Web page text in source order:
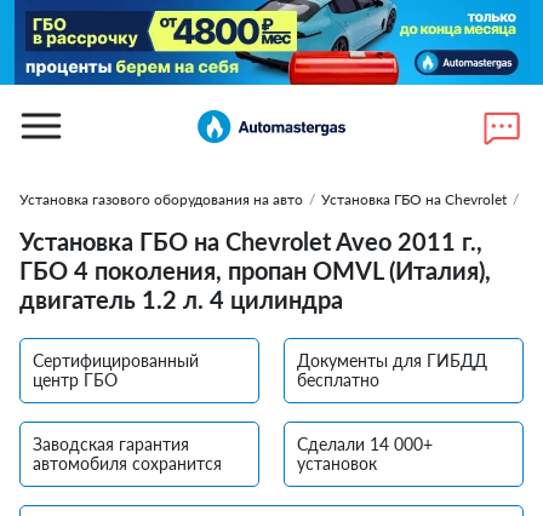
Установка газового оборудования на авто / Установка ГБО на Chevrolet /
Установка ГБО на Chevrolet Aveo 2011 г.,
ГБО 4 поколения, пропан OMVL (Италия),
двигатель 1.2 л. 4 цилиндра
Сертифицированный
центр ГБО
Документы для ГИБДД
бесплатно
Заводская гарантия
автомобиля сохранится
Сделали 14 000+
установок